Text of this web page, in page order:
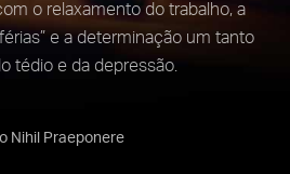
o relaxamento do trabalho, a
e a determinação um tanto
tédio e da depressão.
Nihil Praeponere